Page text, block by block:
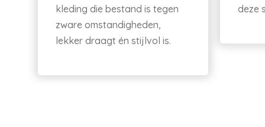
kleding die bestand is tegen
zware omstandigheden,
lekker draagt én stijlvol is.
deze